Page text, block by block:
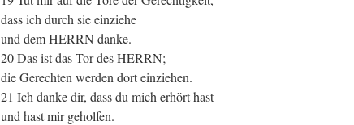
dass ich durch sie einziehe
und dem HERRN danke.
20 Das ist das Tor des HERRN;
die Gerechten werden dort einziehen.
21 Ich danke dir, dass du mich erhört hast
und hast mir geholfen.